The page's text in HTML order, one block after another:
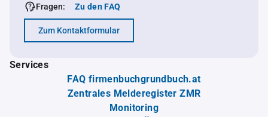
Fragen:
Zu den FAQ
Zum Kontaktformular
Services
FAQ firmenbuchgrundbuch.at
Zentrales Melderegister ZMR
Monitoring